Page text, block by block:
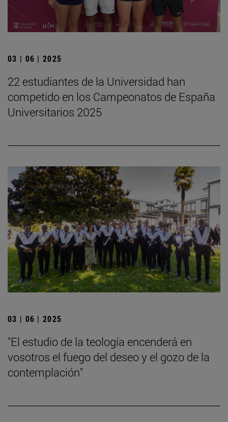
03 | 06 | 2025
22 estudiantes de la Universidad han
competido en los Campeonatos de España
Universitarios 2025
03 | 06 | 2025
"El estudio de la teología encenderá en
vosotros el fuego del deseo y el gozo de la
contemplación"